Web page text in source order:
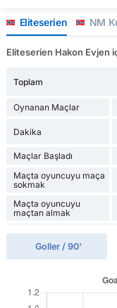
Eliteserien NM
Eliteserien Hakon Evjen
Toplam
Oynanan Maçlar
Dakika
Maçlar Başladı
Maçta oyuncuyu maça
sokmak
Maçta oyuncuyu
maçtan almak
Goller / 90'